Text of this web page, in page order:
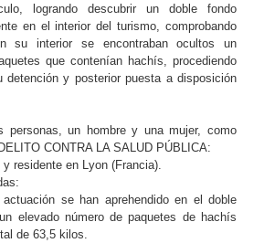
logrando descubrir un doble fondo
en el interior del turismo, comprobando
su interior se encontraban ocultos un
que contenían hachís, procediendo
detención y posterior puesta a disposición
personas, un hombre y una mujer, como
CONTRA LA SALUD PÚBLICA:
residente en Lyon (Francia).
se han aprehendido en el doble
elevado número de paquetes de hachís
de 63,5 kilos.